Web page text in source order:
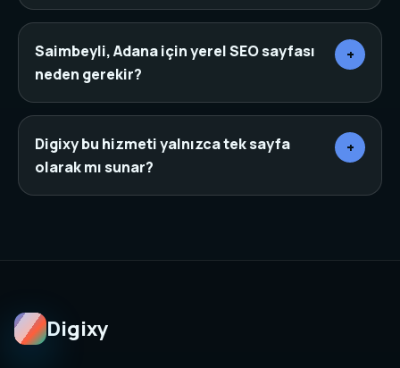
Önce sektör, rakipler, hedef müşteri ve mevcut
dijital varlıklar incelenir. Ardından sayfa mimarisi,
içerik, tasarım, teknik altyapı ve dönüşüm noktaları
Saimbeyli, Adana için yerel SEO sayfası
neden gerekir?
+
Yerel SEO sayfaları, arama yapan kişinin bulunduğu
şehir veya ilçeye göre daha net bir niyet yakalar. Bu
yapı doğru başlık, canonical, schema ve iç linklerle
Digixy bu hizmeti yalnızca tek sayfa
olarak mı sunar?
+
Digixy